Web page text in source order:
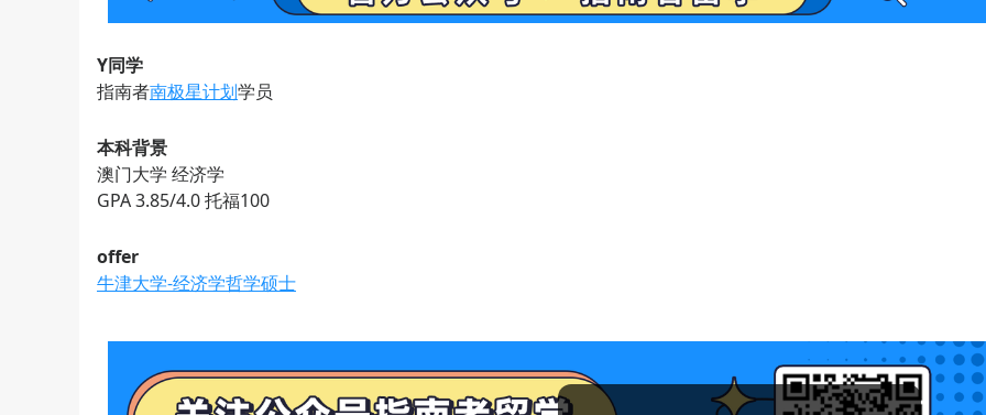
Y同学
指南者南极星计划学员
本科背景
澳门大学 经济学
GPA 3.85/4.0 托福100
offer
牛津大学-经济学哲学硕士